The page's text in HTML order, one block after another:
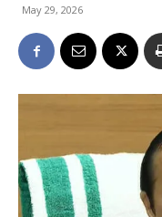
May 29, 2026